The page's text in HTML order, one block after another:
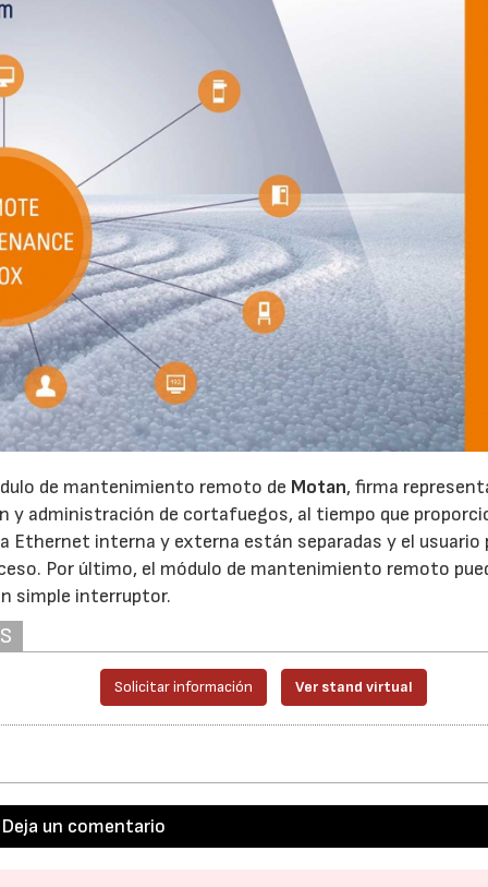
de mantenimiento remoto de Motan, firma
y administración de cortafuegos, al tiempo que
interna y externa están separadas y el usuario
Por último, el módulo de mantenimiento remoto
simple interruptor.
Solicitar información Ver stand virtual
Deja un comentario